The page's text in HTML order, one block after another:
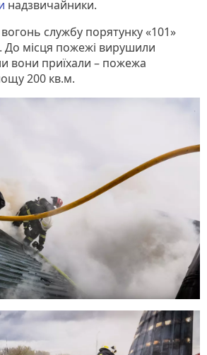
надзвичайники.
службу порятунку «101»
До місця пожежі вирушили
вони приїхали – пожежа
200 кв.м.